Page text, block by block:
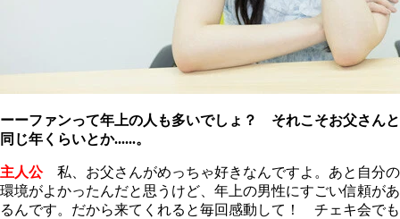
ーーファンって年上の人も多いでしょ？ それこそお父さんと
同じ年くらいとか......。
主人公私、お父さんがめっちゃ好きなんですよ。あと自分の
環境がよかったんだと思うけど、年上の男性にすごい信頼があ
るんです。だから来てくれると毎回感動して！ チェキ会でも